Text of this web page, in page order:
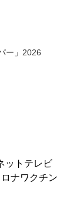
ー」2026
ットテレビ
ナワクチン